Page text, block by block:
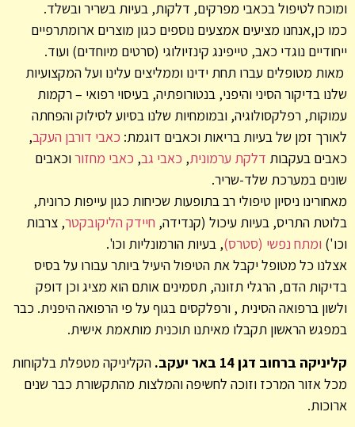
ומוכח לטיפול בכאבי מפרקים, דלקות, בעיות בשריר ובשלד.
כמו כן,אנחנו מציעים אמצעים נוספים כגון מוצרים ארומתרפיים
ייחודיים נוגדי כאב, טייפינג קינזיולוגי (סרטים מיוחדים) ועוד.
מאות מטופלים עברו תחת ידינו וממליצים עלינו ועל המקצועיות
שלנו בדיקור הסיני והיפני, בנטורופתיה, בעיסוי רפואי – רקמות
עמוקות, רפלקסולוגיה, ובמומחיות שלנו בסיוע לסילוק והפחתה
לאורך זמן של בעיות בריאות וכאבים דוגמת: כאבי דורבן העקב,
כאבים בעקבות דלקת ערמונית, כאבי גב, כאבי מחזורוכאבים
שונים במערכת שלד-שריר.
מאחורינו ניסיון טיפולי רב בתופעות שכיחות כגון עייפות כרונית,
בלוטת התריס, בעיות עיכול (קנדידה, חיידק הליקובקטר, צרבות
וכו') ומתח נפשי (סטרס), בעיות הורמונליות וכו'.
אצלנו כל מטופל יקבל את הטיפול היעיל ביותר עבורו על בסיס
בדיקות הדם, הרגלי תזונה, תסמינים אותם הוא מציג וכן דופק
ולשון ברפואה הסינית , ורפלקסים בגוף על פי הרפואה היפנית. כבר
במפגש הראשון תקבלו מאיתנו תוכנית מותאמת אישית.
קליניקה ברחוב דגן 14 באר יעקב.
הקליניקה מטפלת בלקוחות
מכל אזור המרכז וזוכה לחשיפה והמלצות מהתקשורת כבר שנים
ארוכות.